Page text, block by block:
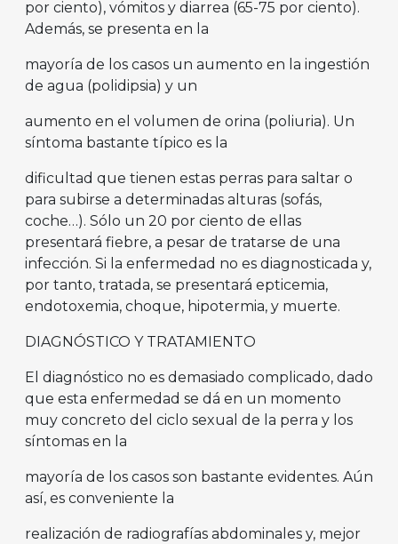
por ciento), vómitos y diarrea (65-75 por ciento).
Además, se presenta en la
mayoría de los casos un aumento en la ingestión
de agua (polidipsia) y un
aumento en el volumen de orina (poliuria). Un
síntoma bastante típico es la
dificultad que tienen estas perras para saltar o
para subirse a determinadas alturas (sofás,
coche…). Sólo un 20 por ciento de ellas
presentará fiebre, a pesar de tratarse de una
infección. Si la enfermedad no es diagnosticada y,
por tanto, tratada, se presentará epticemia,
endotoxemia, choque, hipotermia, y muerte.
DIAGNÓSTICO Y TRATAMIENTO
El diagnóstico no es demasiado complicado, dado
que esta enfermedad se dá en un momento
muy concreto del ciclo sexual de la perra y los
síntomas en la
mayoría de los casos son bastante evidentes. Aún
así, es conveniente la
realización de radiografías abdominales y, mejor